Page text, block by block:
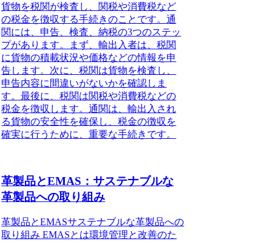
貨物を税関が検査し、関税や消費税など
の税金を徴収する手続きのことです。通
関には、申告、検査、納税の3つのステッ
プがあります。まず、輸出入者は、税関
に貨物の積載状況や価格などの情報を申
告します。次に、税関は貨物を検査し、
申告内容に間違いがないかを確認しま
す。最後に、税関は関税や消費税などの
税金を徴収します。通関は、輸出入され
る貨物の安全性を確保し、税金の徴収を
確実に行うために、重要な手続きです。
革製品とEMAS：サステナブルな
革製品への取り組み
革製品とEMASサステナブルな革製品への
取り組み EMASとは環境管理と改善のた